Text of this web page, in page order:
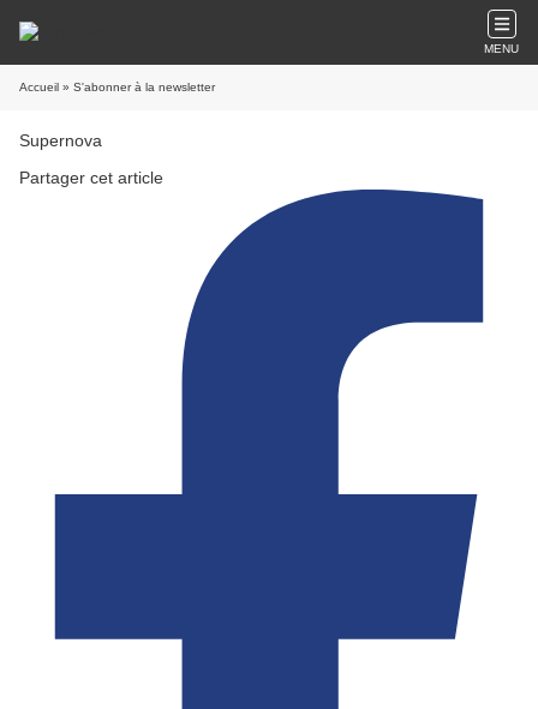
MENU
Accueil » S'abonner à la newsletter
Supernova
Partager cet article